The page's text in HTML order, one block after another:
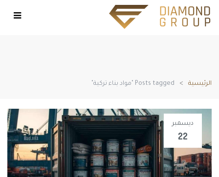
الرئيسية Posts tagged "مواد بناء تركية"
ديسمبر
22